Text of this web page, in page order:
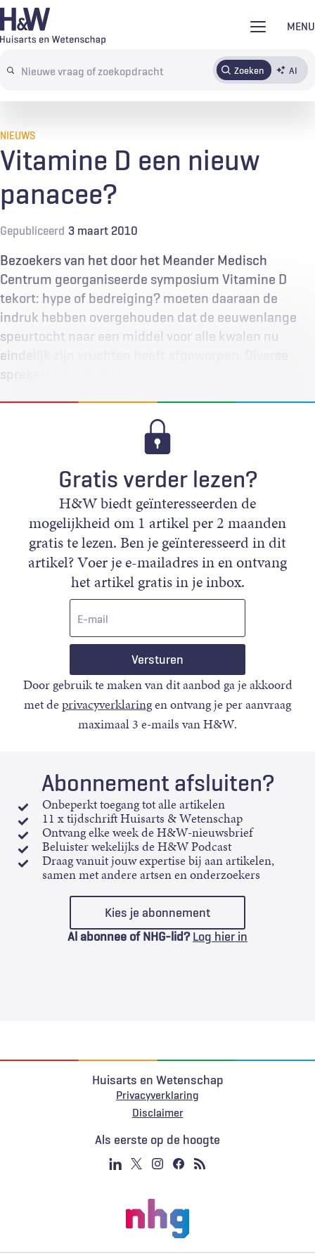
Overslaan
en
de
MENU
Search
terms
Zoeken AI
AbonnerenTijdschrift Inloggen
NIEUWS
Vitamine D een nieuw
panacee?
Gepubliceerd 3 maart 2010
Bezoekers van het door het Meander Medisch
Centrum georganiseerde symposium Vitamine D
tekort: hype of bedreiging? moeten daaraan de
indruk hebben overgehouden dat de eeuwenlange
speurtocht naar een middel voor alle kwalen nu
eindelijk zijn vruchten heeft afgeworpen. Diverse
sprekers belichtten…
Gratis verder lezen?
H&W biedt geïnteresseerden de
mogelijkheid om 1 artikel per 2 maanden
gratis te lezen. Ben je geïnteresseerd in dit
artikel? Voer je e-mailadres in en ontvang
het artikel gratis in je inbox.
Door gebruik te maken van dit aanbod ga je akkoord
met deprivacyverklaringen ontvang je per aanvraag
maximaal 3 e-mails van H&W.
Abonnement afsluiten?
Onbeperkt toegang tot alle artikelen
11 x tijdschrift Huisarts & Wetenschap
Ontvang elke week de H&W-nieuwsbrief
Beluister wekelijks de H&W Podcast
Draag vanuit jouw expertise bij aan artikelen,
samen met andere artsen en onderzoekers
Kies je abonnement
Al abonnee of NHG-lid? Log hier in
Huisarts en Wetenschap
Privacyverklaring
Voet
Disclaimer
Als eerste op de hoogte